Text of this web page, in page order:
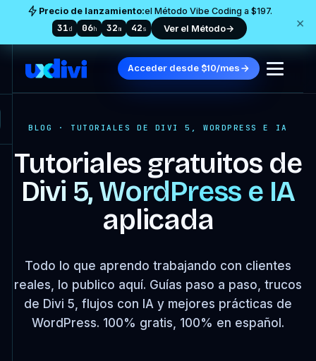
Precio de lanzamiento:el Método Vibe Coding a $197.
31d 06h 32m 41s Ver el Método→ ×
Acceder desde $10/mes
BLOG · TUTORIALES DE DIVI 5, WORDPRESS E IA
Tutoriales gratuitos de
Divi 5, WordPress e IA
aplicada
Todo lo que aprendo trabajando con clientes
reales, lo publico aquí. Guías paso a paso, trucos
de Divi 5, flujos con IA y mejores prácticas de
WordPress. 100% gratis, 100% en español.